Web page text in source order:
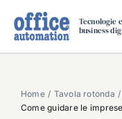
Tecnologie
business
SPECIAL PAPER
TAVOLE ROTONDE DI
Home
Tavola rotonda
Come guidare le